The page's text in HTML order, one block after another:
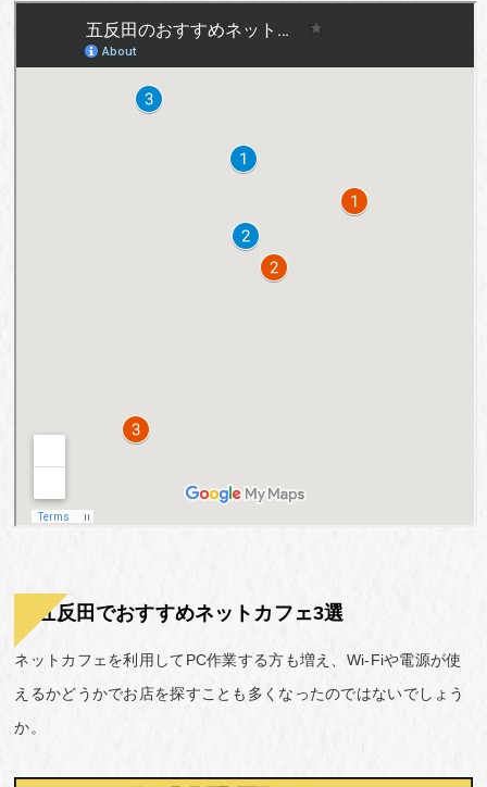
五反田でおすすめネットカフェ3選
ネットカフェを利用してPC作業する方も増え、Wi-Fiや電源が使
えるかどうかでお店を探すことも多くなったのではないでしょう
か。